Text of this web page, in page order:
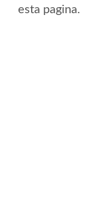
esta pagina.